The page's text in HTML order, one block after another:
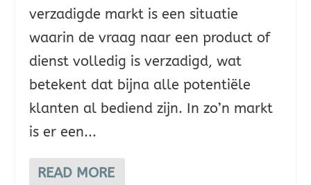
verzadigde markt is een situatie
waarin de vraag naar een product of
dienst volledig is verzadigd, wat
betekent dat bijna alle potentiële
klanten al bediend zijn. In zo’n markt
is er een...
READ MORE